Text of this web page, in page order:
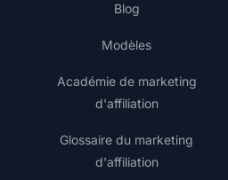
Blog
Modèles
Académie de marketing
d'affiliation
Glossaire du marketing
d'affiliation